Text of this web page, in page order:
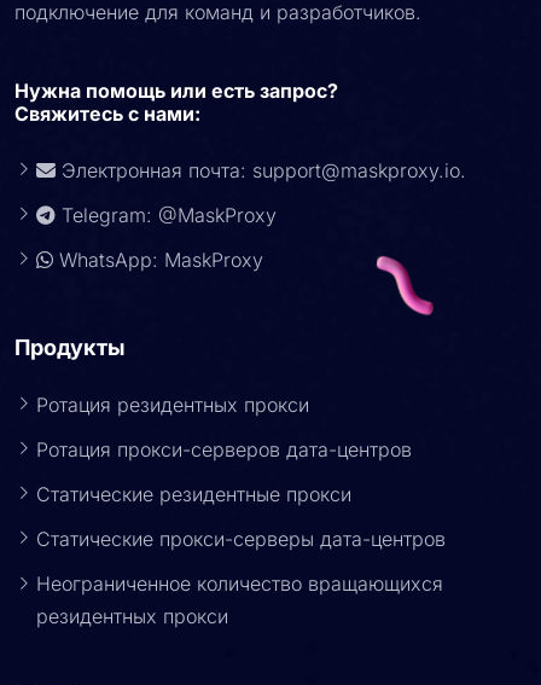
подключение для команд и разработчиков.
Нужна помощь или есть запрос?
Свяжитесь с нами:
Электронная почта: support@maskproxy.io.
Telegram: @MaskProxy
WhatsApp: MaskProxy
Продукты
Ротация резидентных прокси
Ротация прокси-серверов дата-центров
Статические резидентные прокси
Статические прокси-серверы дата-центров
Неограниченное количество вращающихся
резидентных прокси